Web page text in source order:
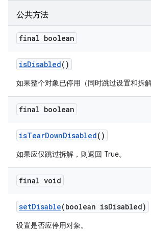
公共方法
final boolean
isDisabled()
如果整个对象已停用（同时跳过设置和拆
final boolean
isTearDownDisabled()
如果应仅跳过拆解，则返回 True。
final void
setDisable(boolean isDisabled)
设置是否应停用对象。